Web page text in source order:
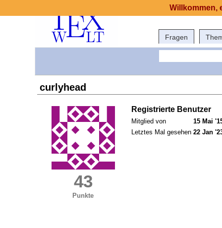
Fragen
curlyhead
43
Punkte
Registrierte Benutzer
Mitglied von
15 Mai
Letztes Mal gesehen 22 Jan
Willkommen,